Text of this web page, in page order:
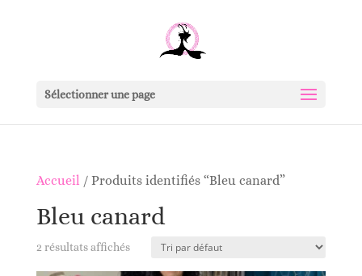
Sélectionner une page
Accueil / Produits identifiés “Bleu canard”
Bleu canard
2 résultats affichés